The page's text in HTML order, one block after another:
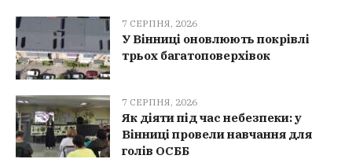
7 СЕРПНЯ, 2026
У Вінниці оновлюють покрівлі
трьох багатоповерхівок
7 СЕРПНЯ, 2026
Як діяти під час небезпеки: у
Вінниці провели навчання для
голів ОСББ